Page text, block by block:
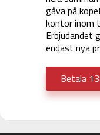
gåva på
kontor inom
Erbjudandet
endast nya
Betala